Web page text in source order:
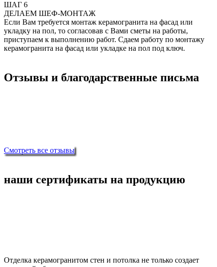
ШАГ 6
ДЕЛАЕМ ШЕФ-МОНТАЖ
Если Вам требуется монтаж керамогранита на фасад или
укладку на пол, то согласовав с Вами сметы на работы,
приступаем к выполнению работ. Сдаем работу по монтажу
керамогранита на фасад или укладке на пол под ключ.
Отзывы и благодарственные письма
Смотреть все отзывы
наши сертификаты на продукцию
Отделка керамогранитом стен и потолка не только создает